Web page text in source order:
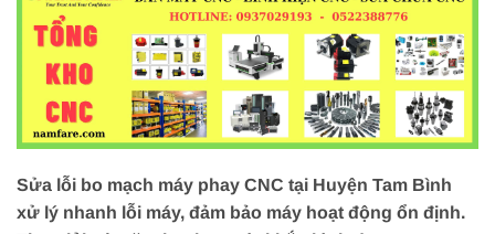
Sửa lỗi bo mạch máy phay CNC tại Huyện Tam Bình
xử lý nhanh lỗi máy, đảm bảo máy hoạt động ổn định.